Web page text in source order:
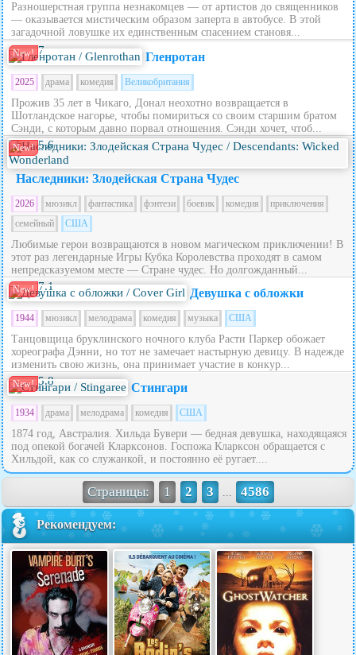
Разношерстная группа незнакомцев — от артистов до священников
— оказывается мистическим образом заперта в автобусе. В этой
загадочной ловушке их единственным спасением становя...
New! 7 Гленротан
2025 драма комедия Великобритания
Прожив 35 лет в Чикаго, Донал неохотно возвращается в
Шотландское нагорье, чтобы помириться со своим старшим братом
Сэнди, с которым давно порвал отношения. Сэнди хочет, чтоб...
New! 5.6
Наследники: Злодейская Страна Чудес
2026 мюзикл фантастика фэнтези боевик комедия
приключения
семейный
США
Любимые герои возвращаются в новом магическом приключении! В
этот раз легендарные Игры Кубка Королевства проходят в самом
непредсказуемом месте — Стране чудес. Но долгожданный...
New! 7.1 Девушка с обложки
1944 мюзикл мелодрама комедия музыка США
Танцовщица бруклинского ночного клуба Расти Паркер обожает
хореографа Дэнни, но тот не замечает настырную девицу. В надежде
изменить свою жизнь, она принимает участие в конкур...
New! 5.8 Стингари
1934 драма мелодрама комедия США
1874 год, Австралия. Хильда Бувери — бедная девушка, находящаяся
под опекой богачей Кларксонов. Госпожа Кларксон обращается с
Хильдой, как со служанкой, и постоянно её ругает....
Страницы: 1 2 3 ... 4586
Рекомендуем: